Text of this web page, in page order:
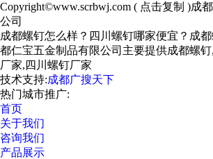
Copyright©www.scrbwj.com ( 点击复制 )成
公司
成都螺钉怎么样？四川螺钉哪家便宜？成
都仁宝五金制品有限公司主要提供成都螺
厂家,四川螺钉厂家
技术支持:成都广搜天下
热门城市推广:
首页
关于我们
咨询我们
产品展示